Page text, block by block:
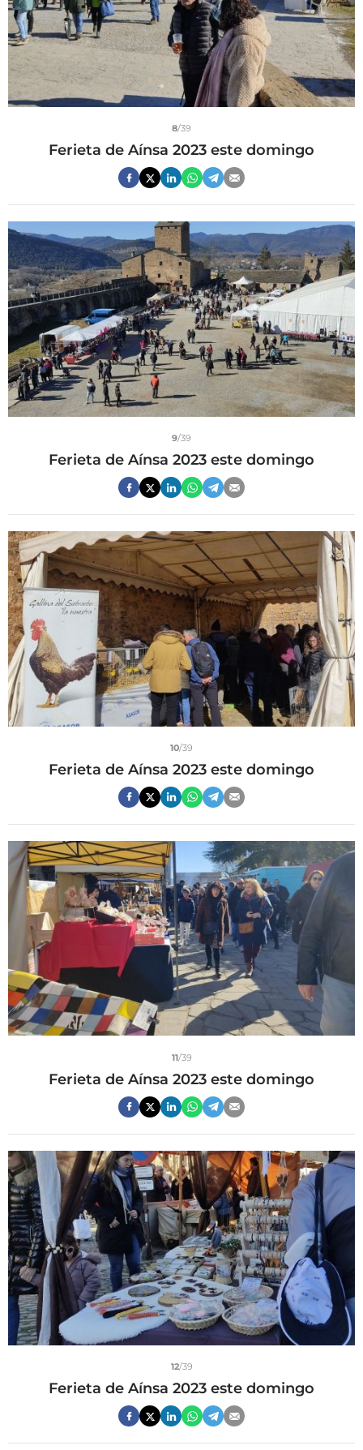
8/39
Ferieta de Aínsa 2023 este domingo
9/39
Ferieta de Aínsa 2023 este domingo
10/39
Ferieta de Aínsa 2023 este domingo
11/39
Ferieta de Aínsa 2023 este domingo
12/39
Ferieta de Aínsa 2023 este domingo